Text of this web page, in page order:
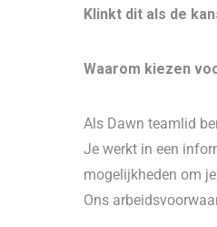
Klinkt dit als de
Waarom kiezen
Als Dawn teamlid
Je werkt in een
mogelijkheden om
Ons